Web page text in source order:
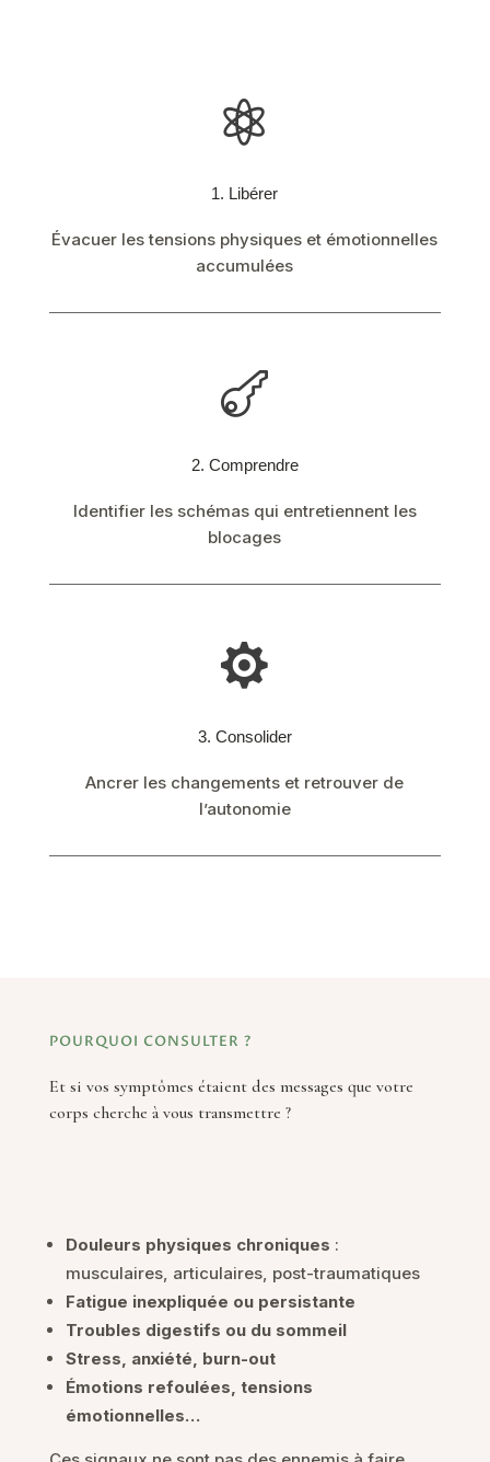

1. Libérer
Évacuer les tensions physiques et émotionnelles
accumulées

2. Comprendre
Identifier les schémas qui entretiennent les
blocages

3. Consolider
Ancrer les changements et retrouver de
l’autonomie
POURQUOI CONSULTER ?
Et si vos symptômes étaient des messages que votre
corps cherche à vous transmettre ?
Douleurs physiques chroniques :
musculaires, articulaires, post-traumatiques
Fatigue inexpliquée ou persistante
Troubles digestifs ou du sommeil
Stress, anxiété, burn-out
Émotions refoulées, tensions
émotionnelles…